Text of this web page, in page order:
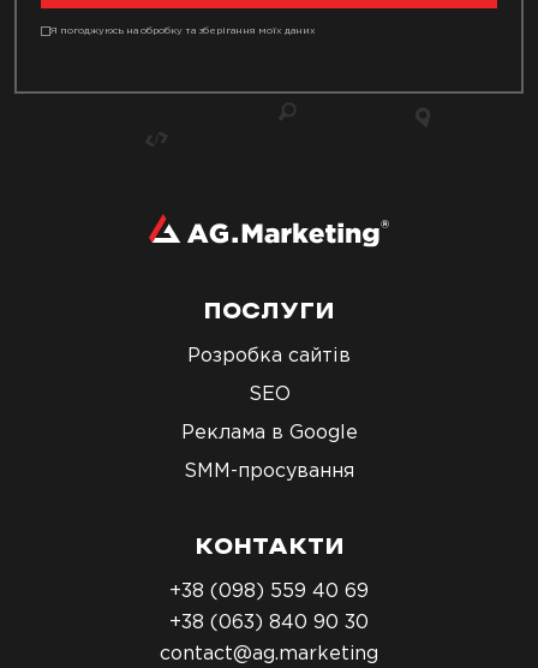
Я погоджуюсь на обробку та зберігання моїх даних
ПОСЛУГИ
Розробка сайтів
SEO
Реклама в Google
SMM-просування
КОНТАКТИ
+38 (098) 559 40 69
+38 (063) 840 90 30
contact@ag.marketing